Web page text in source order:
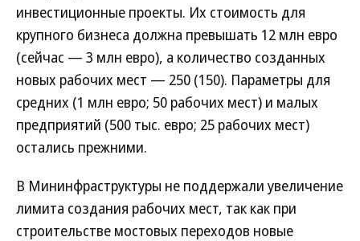
инвестиционные проекты. Их стоимость для
крупного бизнеса должна превышать 12 млн евро
(сейчас — 3 млн евро), а количество созданных
новых рабочих мест — 250 (150). Параметры для
средних (1 млн евро; 50 рабочих мест) и малых
предприятий (500 тыс. евро; 25 рабочих мест)
остались прежними.
В Мининфраструктуры не поддержали увеличение
лимита создания рабочих мест, так как при
строительстве мостовых переходов новые